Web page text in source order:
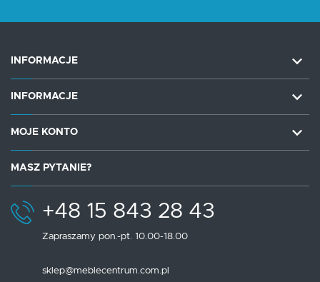
INFORMACJE
INFORMACJE
MOJE KONTO
MASZ PYTANIE?
+48 15 843 28 43
Zapraszamy pon.-pt. 10.00-18.00
sklep@meblecentrum.com.pl